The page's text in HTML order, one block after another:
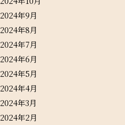
2024年9月
2024年8月
2024年7月
2024年6月
2024年5月
2024年4月
2024年3月
2024年2月